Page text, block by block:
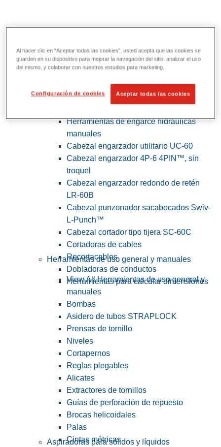
Herramientas de servicios públicos y de
View All Herramientas de servicios
Herramientas de engarce hidráulicas
manuales
Cabezal engarzador utilitario UC-60
Cabezal engarzador 4P-6 4PIN™, sin
troquel
Cabezal engarzador redondo de retén
LR-60B
Cabezal punzonador sacabocados Swiv-
L-Punch™
Cabezal cortador tipo tijera SC-60C
Cortadoras de cables
Recortacables
Dobladoras de conductos
Herramientas para calcular dimensiones
Herramientas de uso general y manuales
View All Herramientas de uso general y
manuales
Bombas
Asidero de tubos STRAPLOCK
Prensas de tornillo
Niveles
Cortapernos
Reglas plegables
Alicates
Extractores de tornillos
Guías de perforación de repuesto
Brocas helicoidales
Palas
Cintas métricas
Aspiradoras para sólidos y líquidos
Al hacer clic en “Aceptar todas las cookies”, usted acepta que las cookies se
guarden en su dispositivo para mejorar la navegación del sitio, analizar el uso
del mismo, y colaborar con nuestros estudios para marketing.
Configuración de cookies Aceptar todas las cookies